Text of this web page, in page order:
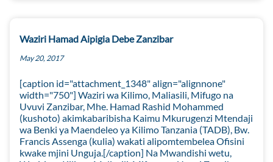
Waziri Hamad Aipigia Debe Zanzibar
May 20, 2017
[caption id="attachment_1348" align="alignnone"
width="750"] Waziri wa Kilimo, Maliasili, Mifugo na
Uvuvi Zanzibar, Mhe. Hamad Rashid Mohammed
(kushoto) akimkabaribisha Kaimu Mkurugenzi Mtendaji
wa Benki ya Maendeleo ya Kilimo Tanzania (TADB), Bw.
Francis Assenga (kulia) wakati alipomtembelea Ofisini
kwake mjini Unguja.[/caption] Na Mwandishi wetu,